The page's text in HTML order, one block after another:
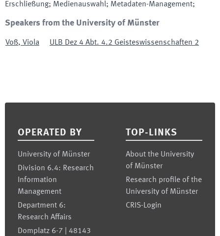
Erschließung; Medienauswahl; Metadaten-Management;
Speakers from the University of Münster
Voß, Viola ULB Dez 4 Abt. 4.2 Geisteswissenschaften 2
OPERATED BY
University of Münster
Division 6.4: Research
Information
Management
Department 6:
Research Affairs
Domplatz 6-7 | 48143
TOP-LINKS
About the University
of Münster
Research profile of the
University of Münster
CRIS-Login